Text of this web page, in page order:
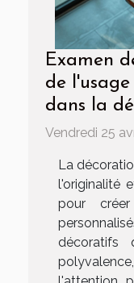
Examen
de
dans la
Vendredi 25
La
l'originalité
pour
décoratifs